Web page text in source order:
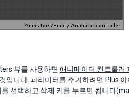
뷰를 사용하면 애니메이터 컨트롤러
니다. 파라미터를 추가하려면 Plus
선택하고 삭제 키를 누르면 됩니다